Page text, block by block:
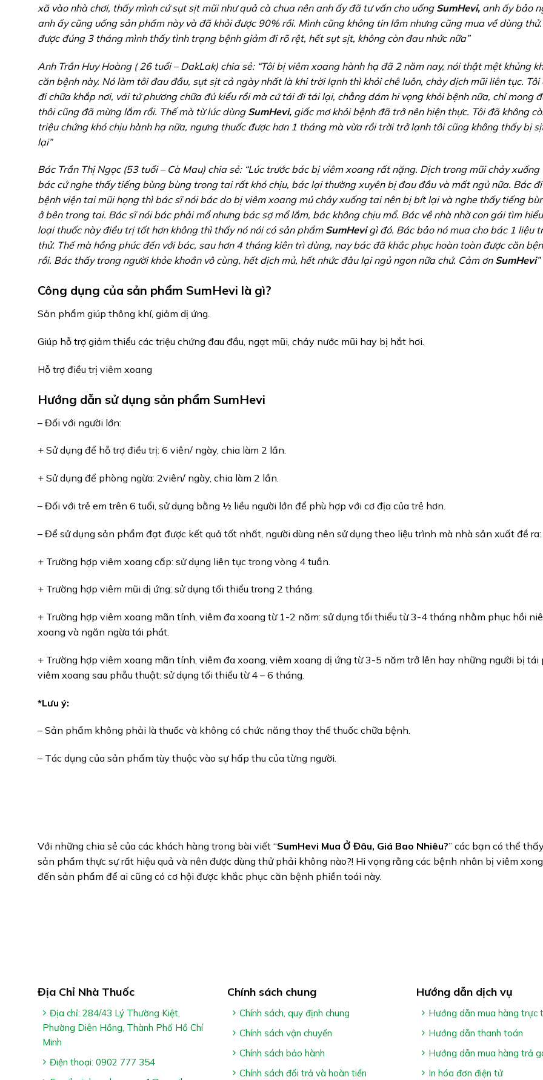
xã vào nhà chơi, thấy mình cứ sụt sịt mũi như quả cà chua nên anh ấy đã tư vấn cho uống SumHevi, anh ấy bảo
anh ấy cũng uống sản phẩm này và đã khỏi được 90% rồi. Mình cũng không tin lắm nhưng cũng mua về dùng
được đúng 3 tháng mình thấy tình trạng bệnh giảm đi rõ rệt, hết sụt sịt, không còn đau nhức nữa”
Anh Trần Huy Hoàng ( 26 tuổi – DakLak) chia sẻ: “Tôi bị viêm xoang hành hạ đã 2 năm nay, nói thật mệt khủng
căn bệnh này. Nó làm tôi đau đầu, sụt sịt cả ngày nhất là khi trời lạnh thì khỏi chê luôn, chảy dịch mũi liên tục. Tôi
đi chữa khắp nơi, vái tứ phương chữa đủ kiểu rồi mà cứ tái đi tái lại, chẳng dám hi vọng khỏi bệnh nữa, chỉ mong
thôi cũng đã mừng lắm rồi. Thế mà từ lúc dùng SumHevi, giấc mơ khỏi bệnh đã trở nên hiện thực. Tôi đã không
triệu chứng khó chịu hành hạ nữa, ngưng thuốc được hơn 1 tháng mà vừa rồi trời trở lạnh tôi cũng không thấy bị
lại”
Bác Trần Thị Ngọc (53 tuổi – Cà Mau) chia sẻ: “Lúc trước bác bị viêm xoang rất nặng. Dịch trong mũi chảy xuống
bác cứ nghe thấy tiếng bùng bùng trong tai rất khó chịu, bác lại thường xuyên bị đau đầu và mất ngủ nữa. Bác
bệnh viện tai mũi họng thì bác sĩ nói bác do bị viêm xoang mủ chảy xuống tai nên bị bít lại và nghe thấy tiếng
ở bên trong tai. Bác sĩ nói bác phải mổ nhưng bác sợ mổ lắm, bác không chịu mổ. Bác về nhà nhờ con gái tìm
loại thuốc này điều trị tốt hơn không thì thấy nó nói có sản phẩm SumHevigì đó. Bác bảo nó mua cho bác 1 liệu
thử. Thế mà hồng phúc đến với bác, sau hơn 4 tháng kiên trì dùng, nay bác đã khắc phục hoàn toàn được căn
rồi. Bác thấy trong người khỏe khoắn vô cùng, hết dịch mủ, hết nhức đâu lại ngủ ngon nữa chứ. Cảm ơn SumHevi”
Công dụng của sản phẩm SumHevi là gì?
Sản phẩm giúp thông khí, giảm dị ứng.
Giúp hỗ trợ giảm thiểu các triệu chứng đau đầu, ngạt mũi, chảy nước mũi hay bị hắt hơi.
Hỗ trợ điều trị viêm xoang
Hướng dẫn sử dụng sản phẩm SumHevi
– Đối với người lớn:
+ Sử dụng để hỗ trợ điều trị: 6 viên/ ngày, chia làm 2 lần.
+ Sử dụng để phòng ngừa: 2viên/ ngày, chia làm 2 lần.
– Đối với trẻ em trên 6 tuổi, sử dụng bằng ½ liều người lớn để phù hợp với cơ địa của trẻ hơn.
– Để sử dụng sản phẩm đạt được kết quả tốt nhất, người dùng nên sử dụng theo liệu trình mà nhà sản xuất đề ra:
+ Trường hợp viêm xoang cấp: sử dụng liên tục trong vòng 4 tuần.
+ Trường hợp viêm mũi dị ứng: sử dụng tối thiểu trong 2 tháng.
+ Trường hợp viêm xoang mãn tính, viêm đa xoang từ 1-2 năm: sử dụng tối thiểu từ 3-4 tháng nhằm phục hồi
xoang và ngăn ngừa tái phát.
+ Trường hợp viêm xoang mãn tính, viêm đa xoang, viêm xoang dị ứng từ 3-5 năm trở lên hay những người bị tái
viêm xoang sau phẫu thuật: sử dụng tối thiểu từ 4 – 6 tháng.
*Lưu ý:
– Sản phẩm không phải là thuốc và không có chức năng thay thế thuốc chữa bệnh.
– Tác dụng của sản phẩm tùy thuộc vào sự hấp thu của từng người.
Với những chia sẻ của các khách hàng trong bài viết “SumHevi Mua Ở Đâu, Giá Bao Nhiêu?” các bạn có thể
sản phẩm thực sự rất hiệu quả và nên được dùng thử phải không nào?! Hi vọng rằng các bệnh nhân bị viêm
đến sản phẩm để ai cũng có cơ hội được khắc phục căn bệnh phiền toái này.
Địa Chỉ Nhà Thuốc
Địa chỉ: 284/43 Lý Thường Kiệt,
Phường Diên Hồng, Thành Phố Hồ Chí
Minh
Điện thoại: 0902 777 354
Chính sách chung
Chính sách, quy định chung
Chính sách vận chuyển
Chính sách bảo hành
Chính sách đổi trả và hoàn tiền
Hướng dẫn dịch vụ
Hướng dẫn mua hàng trực
Hướng dẫn thanh toán
Hướng dẫn mua hàng trả
In hóa đơn điện tử